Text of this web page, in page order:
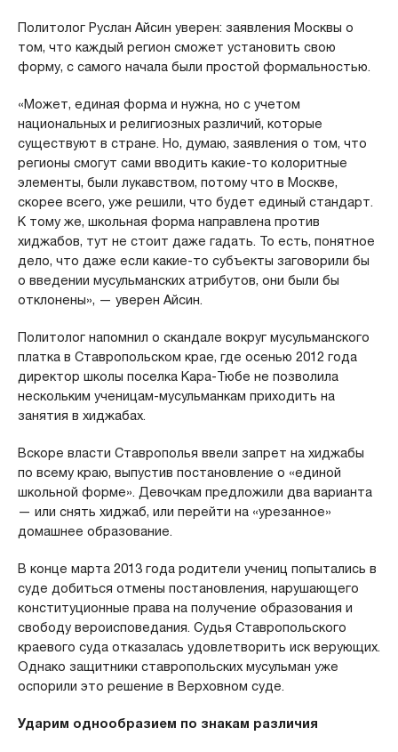
Политолог Руслан Айсин уверен: заявления Москвы о
том, что каждый регион сможет установить свою
форму, с самого начала были простой формальностью.
«Может, единая форма и нужна, но с учетом
национальных и религиозных различий, которые
существуют в стране. Но, думаю, заявления о том, что
регионы смогут сами вводить какие-то колоритные
элементы, были лукавством, потому что в Москве,
скорее всего, уже решили, что будет единый стандарт.
К тому же, школьная форма направлена против
хиджабов, тут не стоит даже гадать. То есть, понятное
дело, что даже если какие-то субъекты заговорили бы
о введении мусульманских атрибутов, они были бы
отклонены», — уверен Айсин.
Политолог напомнил о скандале вокруг мусульманского
платка в Ставропольском крае, где осенью 2012 года
директор школы поселка Кара-Тюбе не позволила
нескольким ученицам-мусульманкам приходить на
занятия в хиджабах.
Вскоре власти Ставрополья ввели запрет на хиджабы
по всему краю, выпустив постановление о «единой
школьной форме». Девочкам предложили два варианта
— или снять хиджаб, или перейти на «урезанное»
домашнее образование.
В конце марта 2013 года родители учениц попытались в
суде добиться отмены постановления, нарушающего
конституционные права на получение образования и
свободу вероисповедания. Судья Ставропольского
краевого суда отказалась удовлетворить иск верующих.
Однако защитники ставропольских мусульман уже
оспорили это решение в Верховном суде.
Ударим однообразием по знакам различия